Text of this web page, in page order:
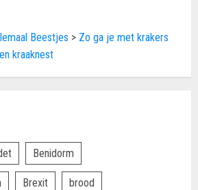
Beestjes > Zo ga je met krakers
kraaknest
Benidorm
Brexit brood